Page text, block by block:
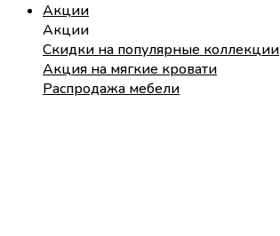
Акции
Акции
Скидки на популярные коллекции
Акция на мягкие кровати
Распродажа мебели